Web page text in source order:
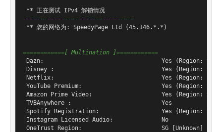
** 正在测试 IPv4 解锁情况
--------------------------------
** 您的网络为: SpeedyPage Ltd (45.146.*.*)
============[ Multination ]============
Dazn:                                  Yes (Region: SG)
Disney :                               Yes (Region: SG)
Netflix:                               Yes (Region: )
YouTube Premium:                       Yes (Region: SG)
Amazon Prime Video:                    Yes (Region: SG)
TVBAnywhere :                          Yes
Spotify Registration:                  Yes (Region: SG)
Instagram Licensed Audio:              No
OneTrust Region:                       SG [Unknown]